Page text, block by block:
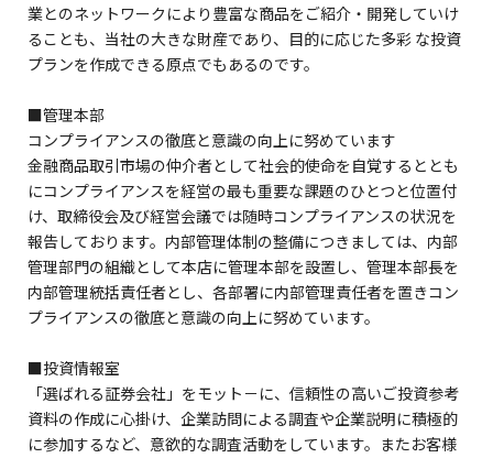
業とのネットワークにより豊富な商品をご紹介・開発していけ
ることも、当社の大きな財産であり、目的に応じた多彩 な投資
プランを作成できる原点でもあるのです。
■管理本部
コンプライアンスの徹底と意識の向上に努めています
金融商品取引市場の仲介者として社会的使命を自覚するととも
にコンプライアンスを経営の最も重要な課題のひとつと位置付
け、取締役会及び経営会議では随時コンプライアンスの状況を
報告しております。内部管理体制の整備につきましては、内部
管理部門の組織として本店に管理本部を設置し、管理本部長を
内部管理統括責任者とし、各部署に内部管理責任者を置きコン
プライアンスの徹底と意識の向上に努めています。
■投資情報室
「選ばれる証券会社」をモット－に、信頼性の高いご投資参考
資料の作成に心掛け、企業訪問による調査や企業説明に積極的
に参加するなど、意欲的な調査活動をしています。またお客様